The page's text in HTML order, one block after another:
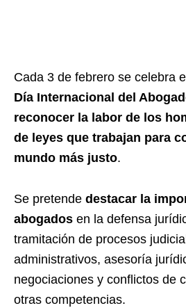
Cada 3 de febrero se celebra
Día Internacional del
reconocer la labor de los
de leyes que trabajan para
mundo más justo.
Se pretende destacar la
abogados en la defensa
tramitación de procesos
administrativos, asesoría
negociaciones y conflictos de
otras competencias.